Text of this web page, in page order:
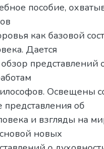
пособие,
как базовой
Дается
представлений
Освещены
представления об
и взгляды на
новых